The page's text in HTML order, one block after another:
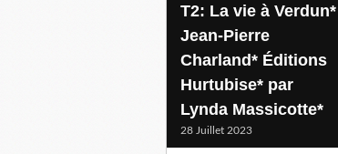
T2: La vie à Verdun*
Jean-Pierre
Charland* Éditions
Hurtubise* par
Lynda Massicotte*
28 Juillet 2023